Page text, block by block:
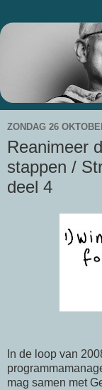
ZONDAG 26
Reanimeer
stappen /
deel 4
In de loop van
mag samen met